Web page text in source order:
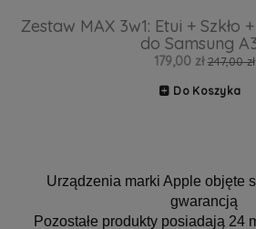
Zestaw MAX 3w1: Etui +
do Samsung
179,00 zł 247,00 zł
Do Koszyka
Urządzenia marki Apple objęte
gwarancją
Pozostałe produkty posiadają 24